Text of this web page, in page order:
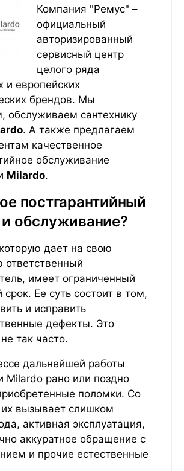
Компания "Ремус" –
официальный
авторизированный
сервисный центр
целого ряда
и европейских
брендов. Мы
обслуживаем сантехнику
. А также предлагаем
качественное
обслуживание
Milardo.
постгарантийный
обслуживание?
дает на свою
ответственный
имеет ограниченный
Ее суть состоит в том,
и исправить
дефекты. Это
так часто.
дальнейшей работы
Milardo рано или поздно
поломки. Со
вызывает слишком
активная эксплуатация,
аккуратное обращение с
и прочие естественные